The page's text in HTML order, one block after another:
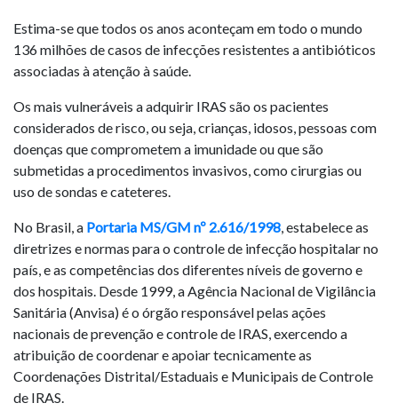
Estima-se que todos os anos aconteçam em todo o mundo
136 milhões de casos de infecções resistentes a antibióticos
associadas à atenção à saúde.
Os mais vulneráveis a adquirir IRAS são os pacientes
considerados de risco, ou seja, crianças, idosos, pessoas com
doenças que comprometem a imunidade ou que são
submetidas a procedimentos invasivos, como cirurgias ou
uso de sondas e cateteres.
No Brasil, a Portaria MS/GM nº 2.616/1998, estabelece as
diretrizes e normas para o controle de infecção hospitalar no
país, e as competências dos diferentes níveis de governo e
dos hospitais. Desde 1999, a Agência Nacional de Vigilância
Sanitária (Anvisa) é o órgão responsável pelas ações
nacionais de prevenção e controle de IRAS, exercendo a
atribuição de coordenar e apoiar tecnicamente as
Coordenações Distrital/Estaduais e Municipais de Controle
de IRAS.